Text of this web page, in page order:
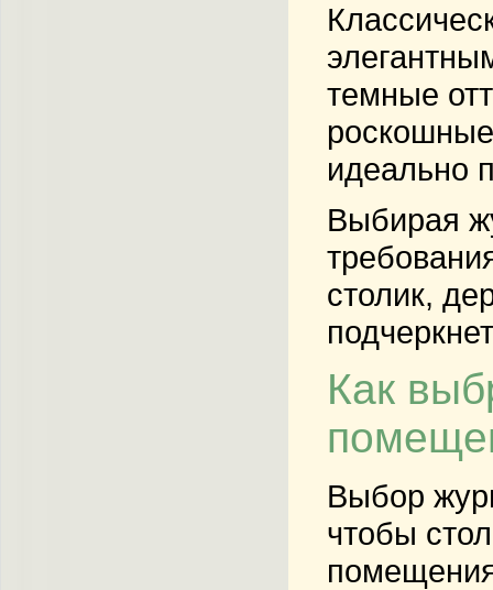
темные
идеально
Выбирая
столик,
Как
Выбор
чтобы